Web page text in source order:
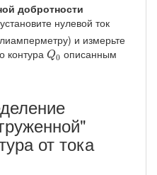
добротности
нулевой ток
и измерьте
контура Q0
Q0 описанным
от тока